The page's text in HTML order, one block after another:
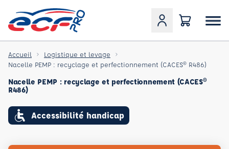
Accueil
Logistique et levage
Nacelle PEMP : recyclage et perfectionnement (CACES® R486)
Nacelle PEMP : recyclage et perfectionnement (CACES®
R486)
Accessibilité handicap